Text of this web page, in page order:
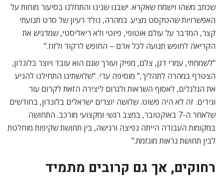
שכתב משהו וישמח שאקרא. ישבנו שנינו והתחלנו בסיעור מוחות על
האפשרויות שהטקסט מציע. במהרה, נולד רעיון של סרט תנועתי
קצר, המדבר על עולם אוטופי, פיוטי ולא ריאליסטי, שמדגיש את
הקריאה לחופש תנועה לכל אדם – החופש לרקוד ולזוז.”
“לשמחתי, עמרי דגן, צלם, מפיק ועורך שגם הוא עובד ויוצר בלונדון,
הצטרף במהרה לתהליך,” מוסיפה עדי. “שלושתינו התחילנו להניע
את הגלגלים, לאסוף השראות ולגרום ליצירה הזאת לקרום עור
וגידים. זה לא היה פשוט. שלושה יוצרים ישראלים בלונדון, בחודשים
שלאחר ה-7 באוקטובר, במצב רגשי ומקצועי מורכב. התחושה
במקומות העבודה הייתה נפיצה ורגישה, בין תחושת שקיפות מוחלטת
לבין תחושת נראות מוגזמת.”
רחוקים, אך גם קרובים מתמיד